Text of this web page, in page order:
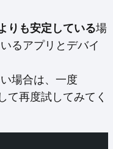
りも安定している場
るアプリとデバイ
場合は、一度
して再度試してみてく